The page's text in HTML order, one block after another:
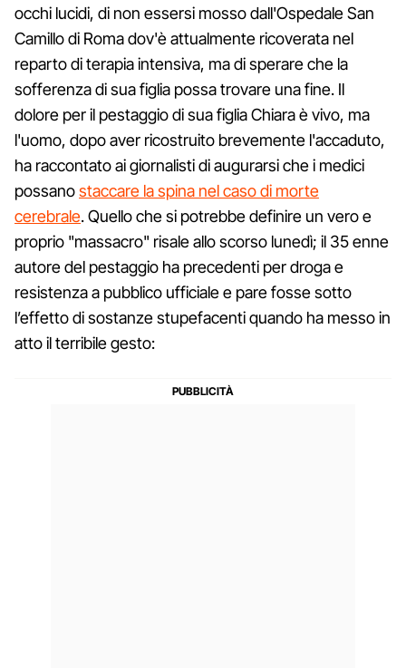
occhi lucidi, di non essersi mosso dall'Ospedale San
Camillo di Roma dov'è attualmente ricoverata nel
reparto di terapia intensiva, ma di sperare che la
sofferenza di sua figlia possa trovare una fine. Il
dolore per il pestaggio di sua figlia Chiara è vivo, ma
l'uomo, dopo aver ricostruito brevemente l'accaduto,
ha raccontato ai giornalisti di augurarsi che i medici
possanostaccare la spina nel caso di morte
cerebrale. Quello che si potrebbe definire un vero e
proprio "massacro" risale allo scorso lunedì; il 35 enne
autore del pestaggio ha precedenti per droga e
resistenza a pubblico ufficiale e pare fosse sotto
l’effetto di sostanze stupefacenti quando ha messo in
atto il terribile gesto: